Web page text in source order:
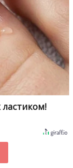
ластиком!